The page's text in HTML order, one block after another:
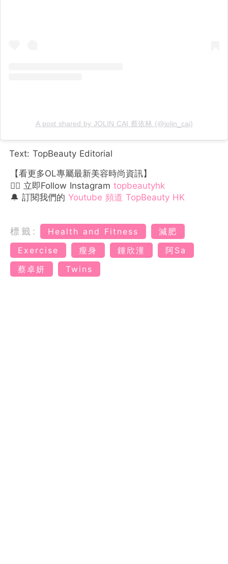
A post shared by JOLIN CAI 蔡依林 (@jolin_cai)
Text: TopBeauty Editorial
【看更多OL專屬最新美容時尚資訊】
👉🏻 立即Follow Instagram topbeautyhk
🔔 訂閱我們的 Youtube 頻道 TopBeauty HK
標籤: Health and Fitness
減肥
Exercise
瘦身 鍾欣潼
阿Sa
蔡卓妍
Twins